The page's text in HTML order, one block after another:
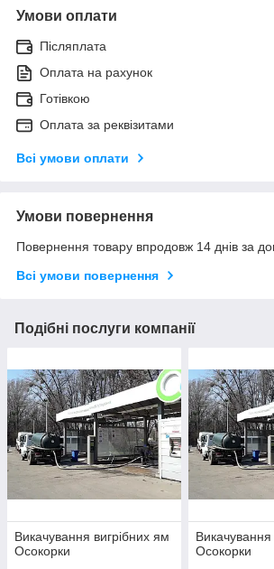
Умови оплати
Післяплата
Оплата на рахунок
Готівкою
Оплата за реквізитами
Всі умови оплати
Умови повернення
Повернення товару впродовж 14 днів за
Всі умови повернення
Подібні послуги компанії
Викачування вигрібних ям
Осокорки
Викачування
Осокорки